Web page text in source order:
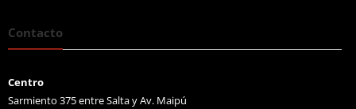
Contacto
Centro
Sarmiento 375 entre Salta y Av. Maipú